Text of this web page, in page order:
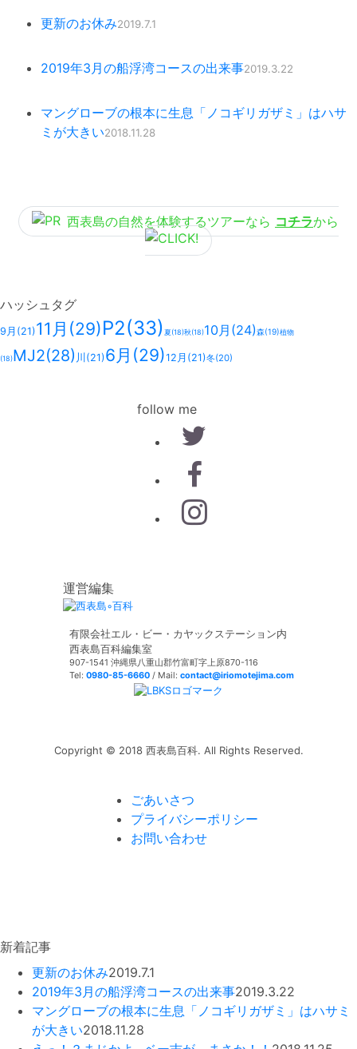
更新のお休み2019.7.1
2019年3月の船浮湾コースの出来事2019.3.22
マングローブの根本に生息「ノコギリガザミ」はハサ
ミが大きい2018.11.28
西表島の自然を体験するツアーなら コチラから
ハッシュタグ
9月 (21)11月 (29)P2(33)夏(18)秋(18)10月 (24)森(19)植物
(18)MJ2(28) 川 (21)6月 (29)12月 (21)冬(20)
follow me
運営編集
有限会社エル・ビー・カヤックステーション内
西表島百科編集室
907-1541 沖縄県八重山郡竹富町字上原870-116
Tel: 0980-85-6660 / Mail: contact@iriomotejima.com
Copyright © 2018 西表島百科. All Rights Reserved.
ごあいさつ
プライバシーポリシー
お問い合わせ
新着記事
更新のお休み2019.7.1
2019年3月の船浮湾コースの出来事2019.3.22
マングローブの根本に生息「ノコギリガザミ」はハサミ
が大きい2018.11.28